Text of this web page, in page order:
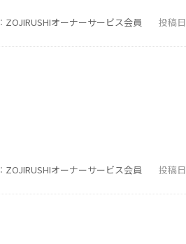
ZOJIRUSHIオーナーサービス会員 投稿日
ZOJIRUSHIオーナーサービス会員 投稿日